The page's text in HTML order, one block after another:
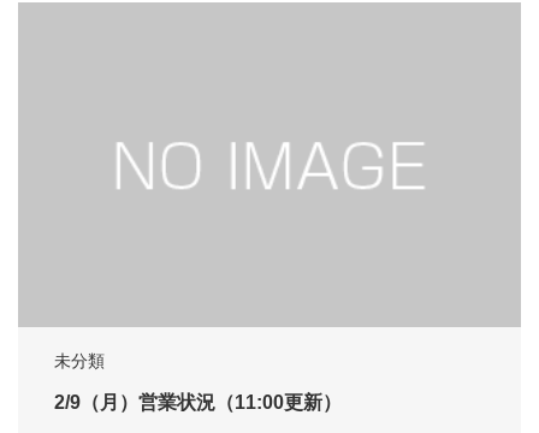
未分類
2/9（月）営業状況（11:00更新）